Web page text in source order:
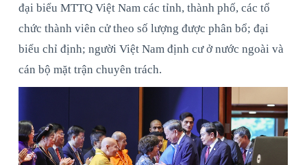
đại biểu MTTQ Việt Nam các tỉnh, thành phố, các tổ
chức thành viên cử theo số lượng được phân bổ; đại
biểu chỉ định; người Việt Nam định cư ở nước ngoài và
cán bộ mặt trận chuyên trách.